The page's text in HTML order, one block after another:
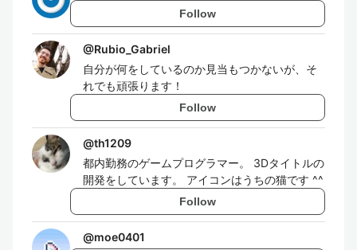
Follow
@Rubio_Gabriel
自分が何をしているのか見当もつかないが、そ
れでも頑張ります！
Follow
@th1209
都内勤務のゲームプログラマー。 3Dタイトルの
開発をしています。 アイコンはうちの猫です ^^
Follow
@moe0401